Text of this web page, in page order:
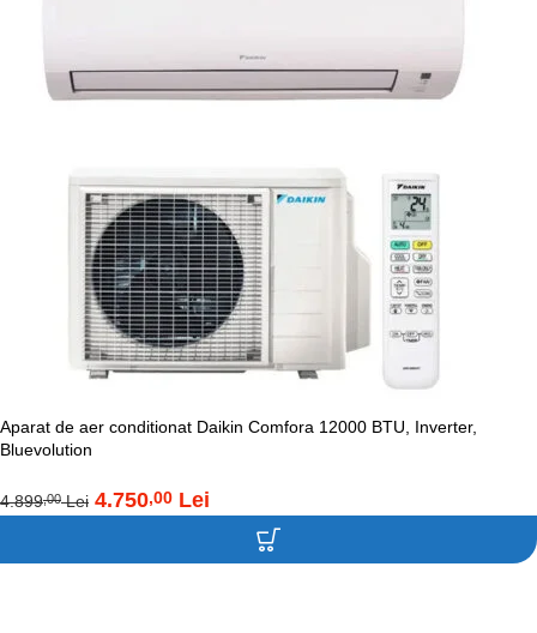
Aparat de aer conditionat Daikin Comfora 12000 BTU, Inverter,
Bluevolution
4.899,00 Lei 4.750,00 Lei